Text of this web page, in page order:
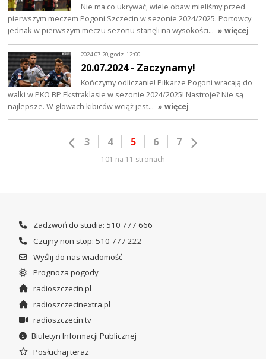
Nie ma co ukrywać, wiele obaw mieliśmy przed
pierwszym meczem Pogoni Szczecin w sezonie 2024/2025. Portowcy
jednak w pierwszym meczu sezonu stanęli na wysokości… » więcej
2024-07-20, godz. 12:00
20.07.2024 - Zaczynamy!
Kończymy odliczanie! Piłkarze Pogoni wracają do
walki w PKO BP Ekstraklasie w sezonie 2024/2025! Nastroje? Nie są
najlepsze. W głowach kibiców wciąż jest… » więcej
3 4 5 6 7
101 na 11 stronach
Zadzwoń do studia: 510 777 666
Czujny non stop: 510 777 222
Wyślij do nas wiadomość
Prognoza pogody
radioszczecin.pl
radioszczecinextra.pl
radioszczecin.tv
Biuletyn Informacji Publicznej
Posłuchaj teraz